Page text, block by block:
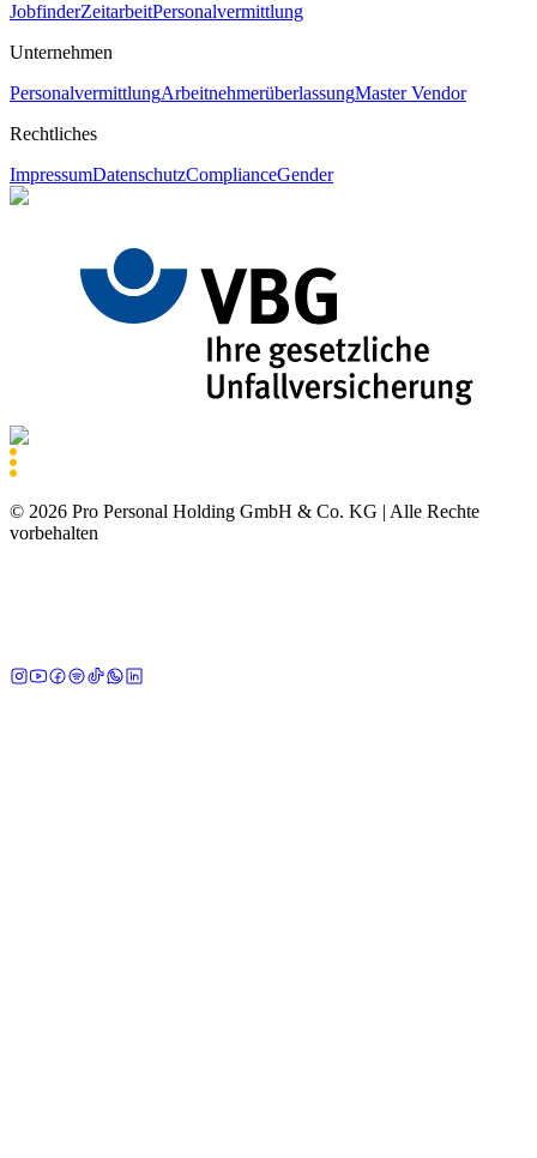
JobfinderZeitarbeitPersonalvermittlung
Unternehmen
PersonalvermittlungArbeitnehmerüberlassungMaster Vendor
Rechtliches
ImpressumDatenschutzComplianceGender
© 2026 Pro Personal Holding GmbH & Co. KG | Alle Rechte
vorbehalten